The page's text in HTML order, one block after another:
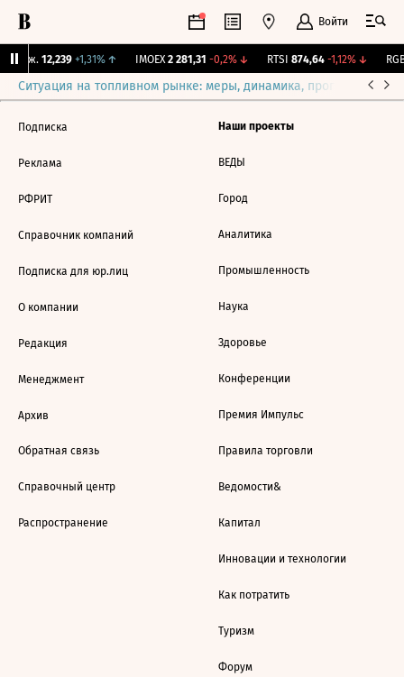
Войти
Бирж. 12,239 +1,31%↑ IMOEX 2 281,31 -0,2%↓ RTSI 874,64 -1,12%↓ RGBI
Ситуация на топливном рынке: меры, динамика, прогнозы
Подписка
Реклама
РФРИТ
Справочник компаний
Подписка для юр.лиц
О компании
Редакция
Менеджмент
Архив
Обратная связь
Справочный центр
Распространение
Наши проекты
ВЕДЫ
Город
Аналитика
Промышленность
Наука
Здоровье
Конференции
Премия Импульс
Правила торговли
Ведомости&
Капитал
Инновации и технологии
Как потратить
Туризм
Форум